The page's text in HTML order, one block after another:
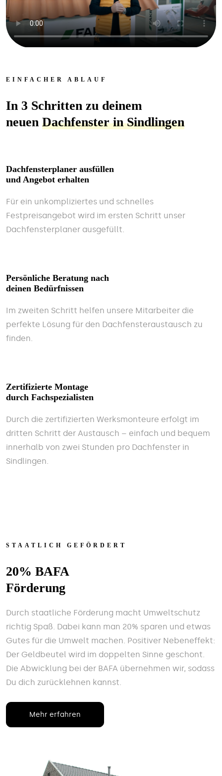
EINFACHER ABLAUF
In 3 Schritten zu deinem
neuen Dachfenster in Sindlingen
Dachfensterplaner ausfüllen
und Angebot erhalten
Für ein unkompliziertes und schnelles
Festpreisangebot wird im ersten Schritt unser
Dachfensterplaner ausgefüllt.
Persönliche Beratung nach
deinen Bedürfnissen
Im zweiten Schritt helfen unsere Mitarbeiter die
perfekte Lösung für den Dachfensteraustausch zu
finden.
Zertifizierte Montage
durch Fachspezialisten
Durch die zertifizierten Werksmonteure erfolgt im
dritten Schritt der Austausch – einfach und bequem
innerhalb von zwei Stunden pro Dachfenster in
Sindlingen.
STAATLICH GEFÖRDERT
20% BAFA
Förderung
Durch staatliche Förderung macht Umweltschutz
richtig Spaß. Dabei kann man 20% sparen und etwas
Gutes für die Umwelt machen. Positiver Nebeneffekt:
Der Geldbeutel wird im doppelten Sinne geschont.
Die Abwicklung bei der BAFA übernehmen wir, sodass
Du dich zurücklehnen kannst.
Mehr erfahren